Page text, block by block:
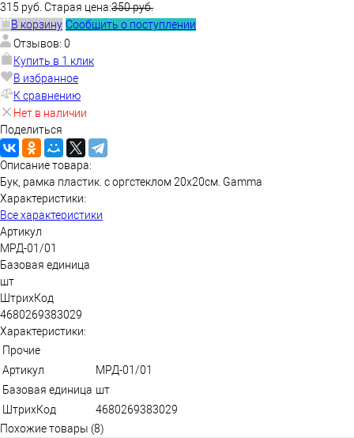
315 руб. Старая цена:350 руб.
В корзину Сообщить о поступлении
Отзывов: 0
Купить в 1 клик
В избранное
К сравнению
Нет в наличии
Поделиться
Описание товара:
Бук, рамка пластик. с оргстеклом 20х20см. Gamma
Характеристики:
Все характеристики
Артикул
МРД-01/01
Базовая единица
шт
ШтрихКод
4680269383029
Характеристики:
Прочие
Артикул
МРД-01/01
Базовая единица шт
ШтрихКод
4680269383029
Похожие товары (8)